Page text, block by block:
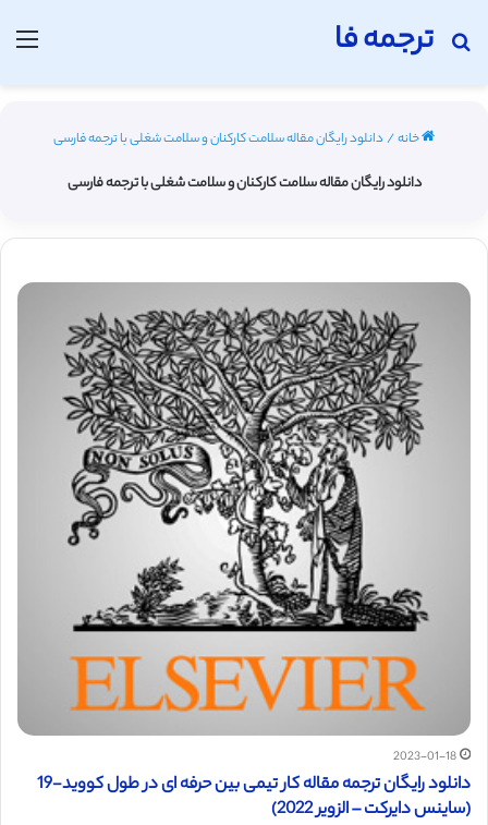
ترجمه فا
جستجو برای
خانه/ دانلود رایگان مقاله سلامت کارکنان و سلامت شغلی با ترجمه فارسی
دانلود رایگان مقاله سلامت کارکنان و سلامت شغلی با ترجمه فارسی
2023-01-18
دانلود رایگان ترجمه مقاله کار تیمی بین حرفه ای در طول کووید-19
(ساینس دایرکت – الزویر 2022)